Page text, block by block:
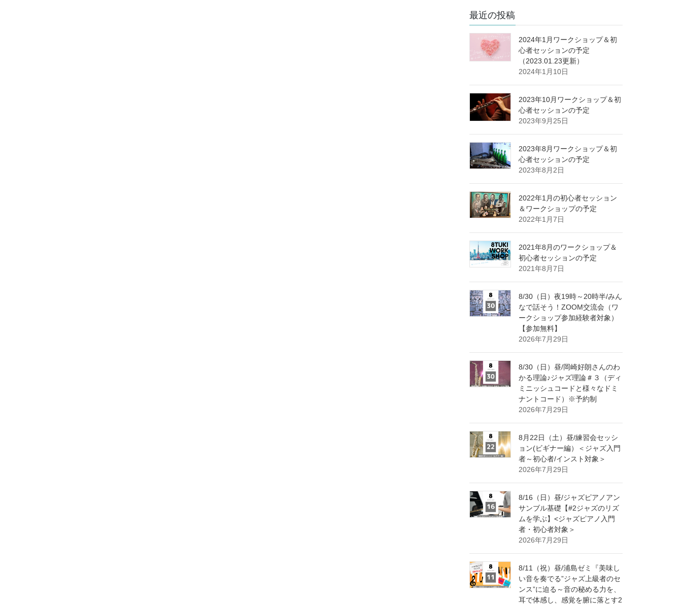
最近の投稿
2024年1月ワークショップ＆初
心者セッションの予定
（2023.01.23更新）
2024年1月10日
2023年10月ワークショップ＆初
心者セッションの予定
2023年9月25日
2023年8月ワークショップ＆初
心者セッションの予定
2023年8月2日
2022年1月の初心者セッション
＆ワークショップの予定
2022年1月7日
2021年8月のワークショップ＆
初心者セッションの予定
2021年8月7日
8/30（日）夜19時～20時半/みん
なで話そう！ZOOM交流会（ワ
ークショップ参加経験者対象）
【参加無料】
2026年7月29日
8/30（日）昼/岡崎好朗さんのわ
かる理論♪ジャズ理論＃３（ディ
ミニッシュコードと様々なドミ
ナントコード）※予約制
2026年7月29日
8月22日（土）昼/練習会セッシ
ョン(ビギナー編）＜ジャズ入門
者～初心者/インスト対象＞
2026年7月29日
8/16（日）昼/ジャズピアノアン
サンブル基礎【#2ジャズのリズ
ムを学ぶ】<ジャズピアノ入門
者・初心者対象＞
2026年7月29日
8/11（祝）昼/浦島ゼミ『美味し
い音を奏でる”ジャズ上級者のセ
ンス”に迫る～音の秘める力を、
耳で体感し、感覚を腑に落とす2